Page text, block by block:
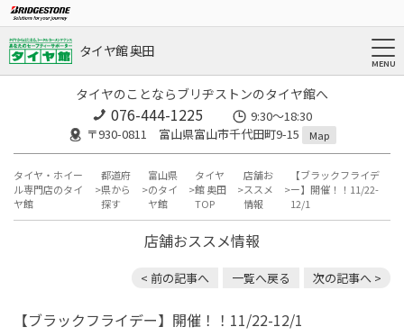
タイヤ館 奥田
タイヤのことならブリヂストンのタイヤ館へ
076-444-1225
9:30～18:30
〒930-0811 富山県富山市千代田町9-15
Map
タイヤ・ホイー
ル専門店のタイ
ヤ館
都道府
県から
探す
富山県
のタイ
ヤ館
タイヤ
館 奥田
TOP
店舗お
ススメ
情報
【ブラックフライデ
ー】開催！！11/22-
12/1
店舗おススメ情報
< 前の記事へ 一覧へ戻る 次の記事へ >
【ブラックフライデー】開催！！11/22-12/1